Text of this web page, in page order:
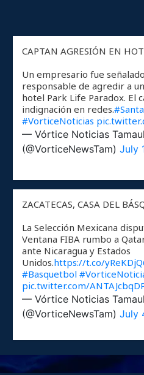
CAPTAN AGRESIÓN EN
Un empresario fue
responsable de agredir a
hotel Park Life Paradox. El
indignación en redes.
#VorticeNoticias
— Vórtice Noticias
(@VorticeNewsTam)July
ZACATECAS, CASA DEL
La Selección Mexicana
Ventana FIBA rumbo a
ante Nicaragua y Estados
Unidos.https://t.co/
#Basquetbol
pic.twitter.com/
— Vórtice Noticias
(@VorticeNewsTam)July